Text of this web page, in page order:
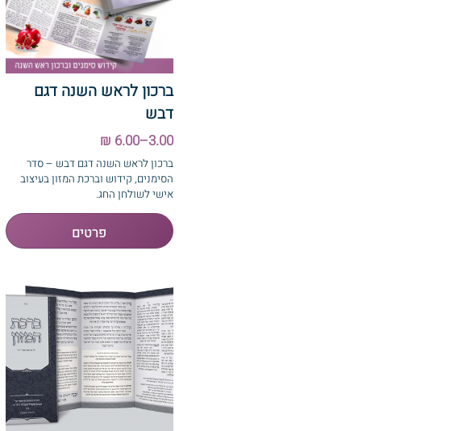
ברכון לראש השנה דגם
דבש
3.00–6.00 ₪
ברכון לראש השנה דגם דבש – סדר
הסימנים, קידוש וברכת המזון בעיצוב
אישי לשולחן החג.